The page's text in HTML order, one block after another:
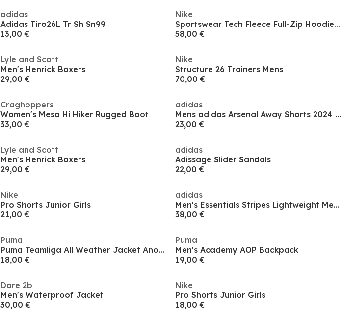
adidas
Adidas Tiro26L Tr Sh Sn99
13,00 €
Nike
Sportswear Tech Fleece Full-Zip Hoodie Juniors
58,00 €
Lyle and Scott
Men's Henrick Boxers
29,00 €
Nike
Structure 26 Trainers Mens
70,00 €
Craghoppers
Women's Mesa Hi Hiker Rugged Boot
33,00 €
adidas
Mens adidas Arsenal Away Shorts 2024 2025
23,00 €
Lyle and Scott
Men's Henrick Boxers
29,00 €
adidas
Adissage Slider Sandals
22,00 €
Nike
Pro Shorts Junior Girls
21,00 €
adidas
Men's Essentials Stripes Lightweight Mesh Lined Windbreaker
38,00 €
Puma
Puma Teamliga All Weather Jacket Anorak Mens
18,00 €
Puma
Men's Academy AOP Backpack
19,00 €
Dare 2b
Men's Waterproof Jacket
30,00 €
Nike
Pro Shorts Junior Girls
18,00 €